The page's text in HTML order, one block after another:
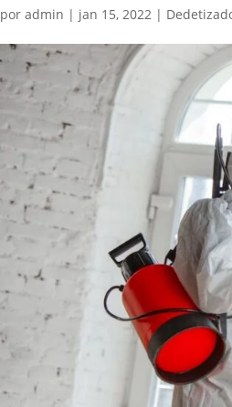
poradmin | jan 15, 2022 |